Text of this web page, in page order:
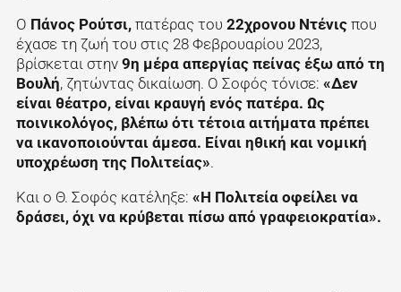
Ο Πάνος Ρούτσι, πατέρας του 22χρονου Ντένις που
έχασε τη ζωή του στις 28 Φεβρουαρίου 2023,
βρίσκεται στην 9η μέρα απεργίας πείνας έξω από τη
Βουλή, ζητώντας δικαίωση. Ο Σοφός τόνισε: «Δεν
είναι θέατρο, είναι κραυγή ενός πατέρα. Ως
ποινικολόγος, βλέπω ότι τέτοια αιτήματα πρέπει
να ικανοποιούνται άμεσα. Είναι ηθική και νομική
υποχρέωση της Πολιτείας».
Και ο Θ. Σοφός κατέληξε: «Η Πολιτεία οφείλει να
δράσει, όχι να κρύβεται πίσω από γραφειοκρατία».